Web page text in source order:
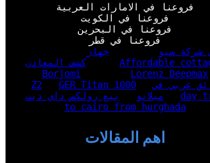
فروعنا في الامارات العربية
فروعنا في الكويت
فروعنا في البحرين
فروعنا في قطر
شركة سيو
جهاز
كشف المعادن
Affordable
Borjomi
Lorenz Deepmax
Z2
GER Titan 1000
عربي في
ميلانو
بيع رولكس داي ديت
day
to cairo from hurghada
اهم المقالات